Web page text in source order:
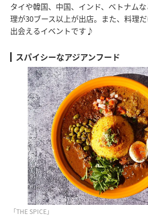
タイや韓国、中国、インド、ベトナム
理が30ブース以上が出店。また、料理
出会えるイベントです♪
スパイシーなアジアンフード
「THE SPICE」